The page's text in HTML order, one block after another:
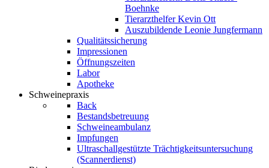
Boehnke
Tierarzthelfer Kevin Ott
Auszubildende Leonie Jungfermann
Qualitätssicherung
Impressionen
Öffnungszeiten
Labor
Apotheke
Schweinepraxis
Back
Bestandsbetreuung
Schweineambulanz
Impfungen
Ultraschallgestützte Trächtigkeitsuntersuchung
(Scannerdienst)